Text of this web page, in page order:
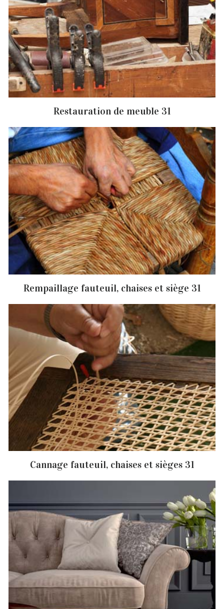
Restauration de meuble 31
Rempaillage fauteuil, chaises et siège 31
Cannage fauteuil, chaises et sièges 31